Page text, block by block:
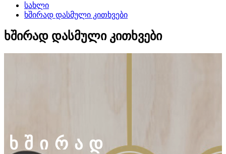
სახლი
ხშირად დასმული კითხვები
ხშირად დასმული კითხვები
ხშირად